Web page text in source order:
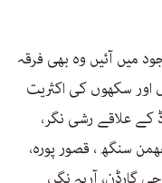
میں آئیں وہ بھی فرقہ
اور سکھوں کی اکثریت
کے علاقے رشی نگر،
سنگھ ، قصور پورہ،